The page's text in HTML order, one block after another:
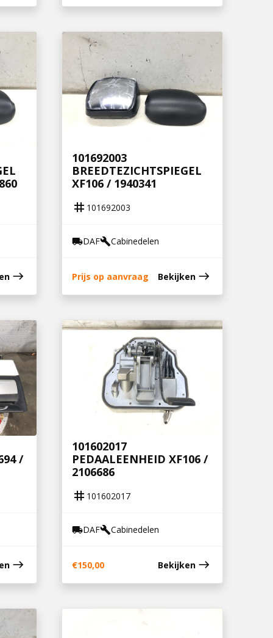
east
101692003
BREEDTEZICHTSPIEGEL
XF106 / 1940341
tag 101692003
local_shippingDAFbuildCabinedelen
Prijs op aanvraag Bekijken east
/
east
101602017
PEDAALEENHEID XF106 /
2106686
tag 101602017
local_shippingDAFbuildCabinedelen
€150,00 Bekijken east